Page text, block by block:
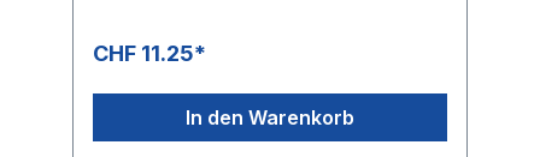
CHF 11.25*
In den Warenkorb